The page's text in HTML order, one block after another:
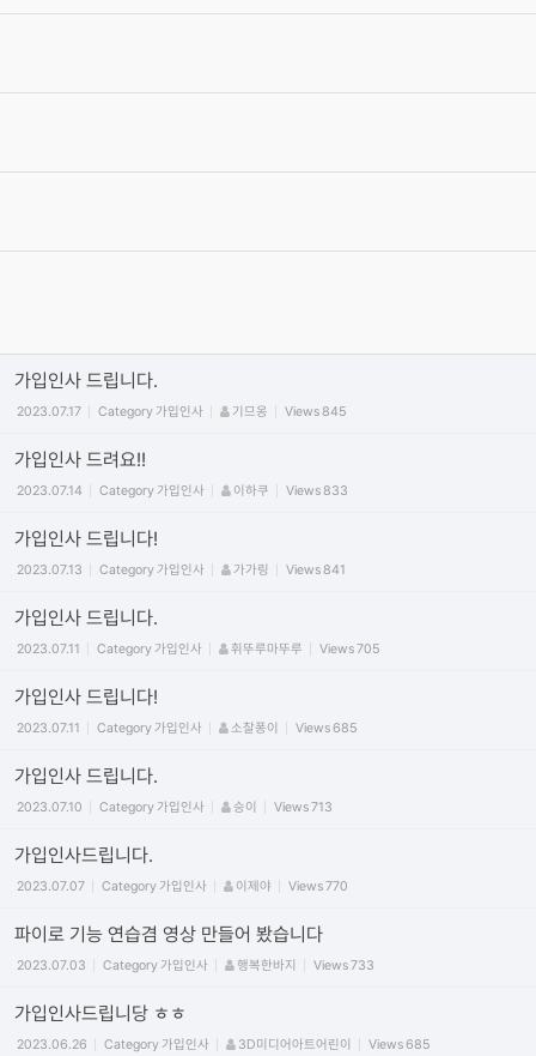
가입인사 드립니다.
2023.07.17 Category가입인사 기므옹 Views845
가입인사 드려요!!
2023.07.14 Category가입인사 이하쿠 Views833
가입인사 드립니다!
2023.07.13 Category가입인사 가가링 Views841
가입인사 드립니다.
2023.07.11 Category가입인사 휘뚜루마뚜루 Views705
가입인사 드립니다!
2023.07.11 Category가입인사 소찰퐁이 Views685
가입인사 드립니다.
2023.07.10 Category가입인사 승이 Views713
가입인사드립니다.
2023.07.07 Category가입인사 이제야 Views770
파이로 기능 연습겸 영상 만들어 봤습니다
2023.07.03 Category가입인사 행복한바지 Views733
가입인사드립니당 ㅎㅎ
2023.06.26 Category가입인사 3D미디어아트어린이 Views685